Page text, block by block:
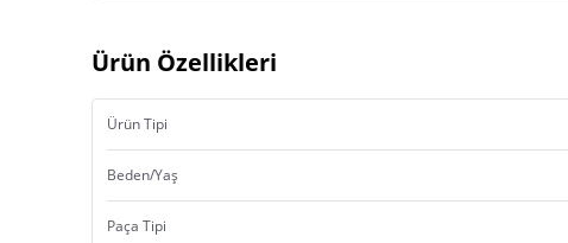
Ürün Özellikleri
Ürün Tipi
Beden/Yaş
Paça Tipi